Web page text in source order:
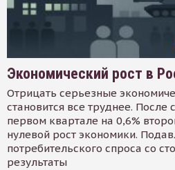
Экономический рост в
Отрицать серьезные
становится все труднее.
первом квартале на 0,6%
нулевой рост экономики.
потребительского спроса со
результаты